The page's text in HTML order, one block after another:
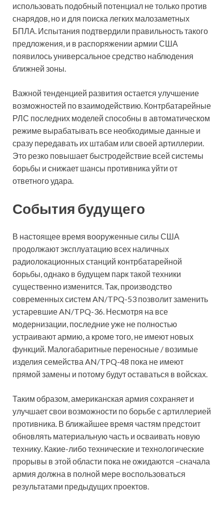
использовать подобный потенциал не только против
снарядов, но и для поиска легких малозаметных
БПЛА. Испытания подтвердили правильность такого
предложения, и в распоряжении армии США
появилось универсальное средство наблюдения
ближней зоны.
Важной тенденцией развития остается улучшение
возможностей по взаимодействию. Контрбатарейные
РЛС последних моделей способны в автоматическом
режиме вырабатывать все необходимые данные и
сразу передавать их штабам или своей артиллерии.
Это резко повышает быстродействие всей системы
борьбы и снижает шансы противника уйти от
ответного удара.
События будущего
В настоящее время вооруженные силы США
продолжают эксплуатацию всех наличных
радиолокационных станций контрбатарейной
борьбы, однако в будущем парк такой техники
существенно изменится. Так, производство
современных систем AN/TPQ-53 позволит заменить
устаревшие AN/TPQ-36. Несмотря на все
модернизации, последние уже не полностью
устраивают армию, а кроме того, не имеют новых
функций. Малогабаритные переносные / возимые
изделия семейства AN/TPQ-48 пока не имеют
прямой замены и потому будут оставаться в войсках.
Таким образом, американская армия сохраняет и
улучшает свои возможности по борьбе с артиллерией
противника. В ближайшее время частям предстоит
обновлять материальную часть и осваивать новую
технику. Какие-либо технические и технологические
прорывы в этой области пока не ожидаются –сначала
армия должна в полной мере воспользоваться
результатами предыдущих проектов.